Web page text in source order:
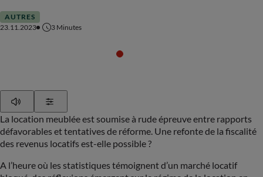
AUTRES
23.11.2023
3 Minutes
La location meublée est soumise à rude épreuve entre rapports
défavorables et tentatives de réforme. Une refonte de la fiscalité
des revenus locatifs est-elle possible ?
A l’heure où les statistiques témoignent d’un marché locatif